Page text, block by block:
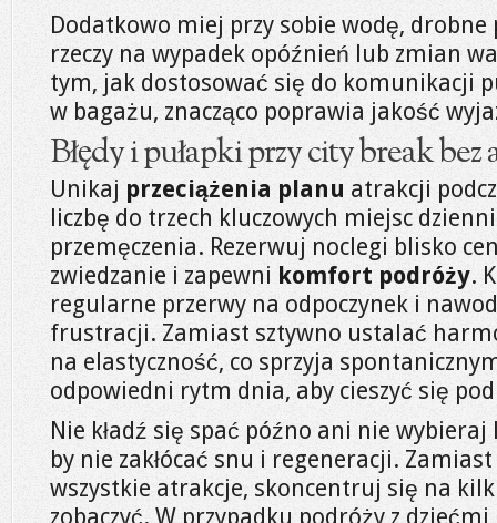
Dodatkowo miej przy sobie wodę, drobne
rzeczy na wypadek opóźnień lub zmian
tym, jak dostosować się do komunikacji
w bagażu, znacząco poprawia jakość
Błędy i pułapki przy city break bez
Unikaj przeciążenia planu atrakcji
liczbę do trzech kluczowych miejsc
przemęczenia. Rezerwuj noclegi blisko
zwiedzanie i zapewni komfort podróży.
regularne przerwy na odpoczynek i
frustracji. Zamiast sztywno ustalać
na elastyczność, co sprzyja
odpowiedni rytm dnia, aby cieszyć się
Nie kładź się spać późno ani nie
by nie zakłócać snu i regeneracji.
wszystkie atrakcje, skoncentruj się na
zobaczyć. W przypadku podróży z